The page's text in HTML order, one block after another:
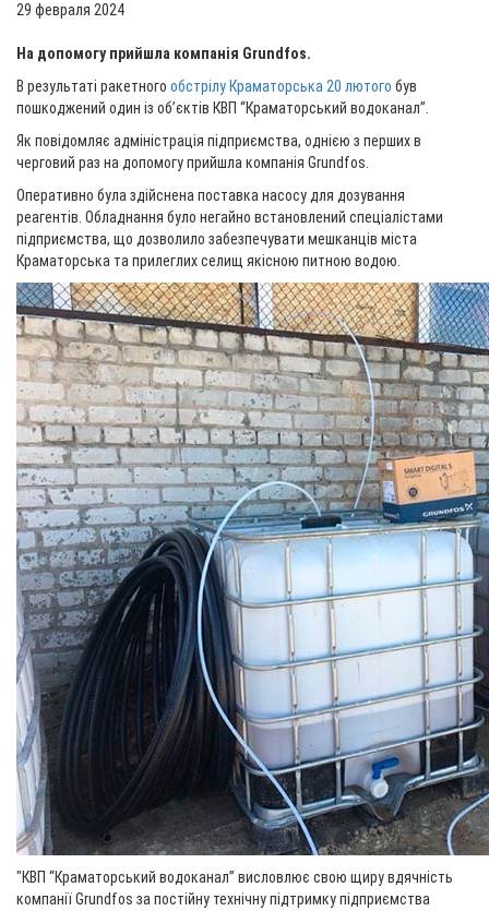
29 февраля 2024
На допомогу прийшла компанія Grundfos.
В результаті ракетного обстрілу Краматорська 20 лютого був
пошкоджений один із об’єктів КВП “Краматорський водоканал”.
Як повідомляє адміністрація підприємства, однією з перших в
черговий раз на допомогу прийшла компанія Grundfos.
Оперативно була здійснена поставка насосу для дозування
реагентів. Обладнання було негайно встановлений спеціалістами
підприємства, що дозволило забезпечувати мешканців міста
Краматорська та прилеглих селищ якісною питною водою.
"КВП “Краматорський водоканал” висловлює свою щиру вдячність
компанії Grundfos за постійну технічну підтримку підприємства